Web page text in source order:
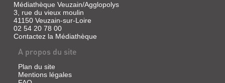
Médiathèque Veuzain/Agglopolys
3, rue du vieux moulin
41150 Veuzain-sur-Loire
02 54 20 78 00
Contactez la Médiathèque
A propos du site
Plan du site
Mentions légales